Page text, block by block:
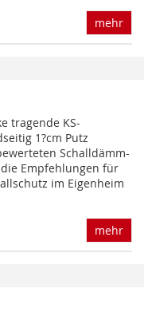
mehr
tragende KS-
1?cm Putz
Schalldämm-
die Empfehlungen für
im Eigenheim
mehr